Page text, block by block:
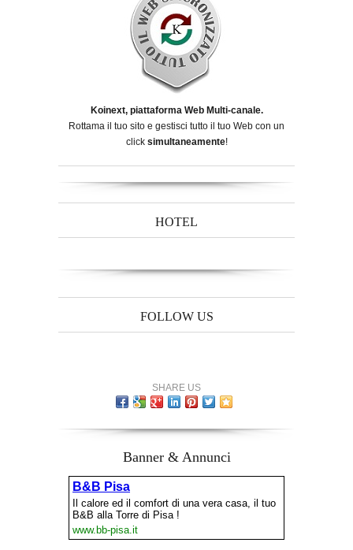
Koinext, piattaforma Web Multi-canale.
Rottama il tuo sito e gestisci tutto il tuo Web con un
click simultaneamente!
HOTEL
FOLLOW US
SHARE US
Banner & Annunci